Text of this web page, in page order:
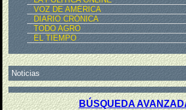
VOZ DE AMÉRICA
DIARIO CRÓNICA
TODO AGRO
EL TIEMPO
Noticias
BÚSQUEDA